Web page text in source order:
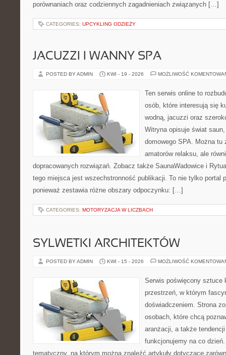
porównaniach oraz codziennych zagadnieniach związanych […]
CATEGORIES: UPCYKLING ODZIEŻY
JACUZZI I WANNY SPA
POSTED BY ADMIN KWI - 19 - 2026 MOŻLIWOŚĆ
Ten serwis online to
osób, które interesują się
wodną, jacuzzi oraz
Witryna opisuje świat
domowego SPA. Można
amatorów relaksu, ale
dopracowanych rozwiązań. Zobacz także SaunaWadowice i
tego miejsca jest wszechstronność publikacji. To nie tylko portal
ponieważ zestawia różne obszary odpoczynku: […]
CATEGORIES: MOTORYZACJA W LICZBACH
SYLWETKI ARCHITEKTÓW
POSTED BY ADMIN KWI - 15 - 2026 MOŻLIWOŚĆ
Serwis poświęcony sztuce
przestrzeń, w którym
doświadczeniem. Strona
osobach, które chcą
aranżacji, a także
funkcjonujemy na co
tematyczny, na którym można znaleźć artykuły dotyczące